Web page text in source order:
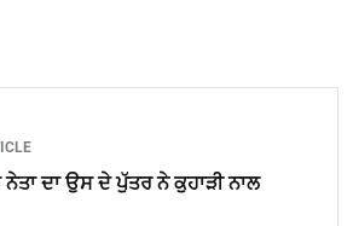
ਦਾ ਉਸ ਦੇ ਪੁੱਤਰ ਨੇ ਕੁਹਾੜੀ ਨਾਲ